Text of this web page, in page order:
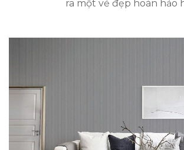
ra một vẻ đẹp hoàn hảo